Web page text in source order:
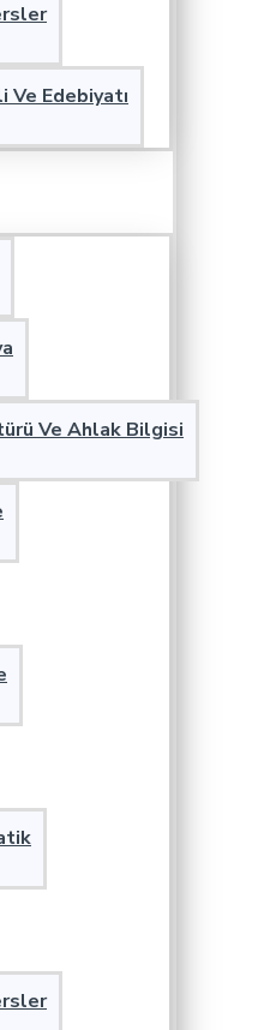
Ve Edebiyatı
Ve Ahlak Bilgisi